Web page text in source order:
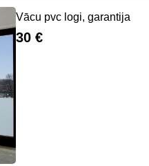
Vācu pvc logi, garantija
30 €